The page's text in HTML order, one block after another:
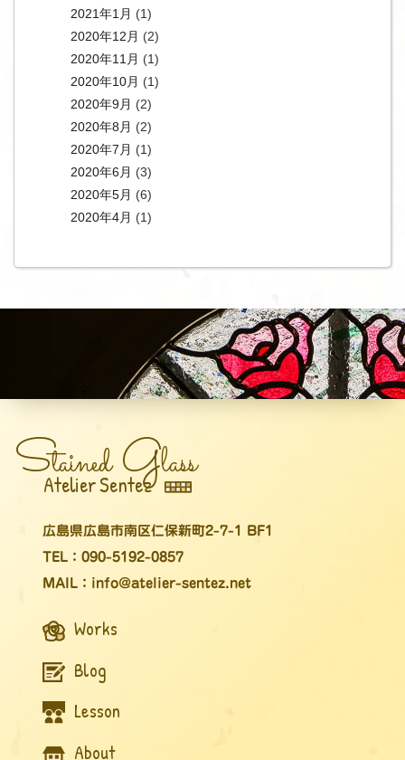
2021年1月 (1)
2020年12月 (2)
2020年11月 (1)
2020年10月 (1)
2020年9月 (2)
2020年8月 (2)
2020年7月 (1)
2020年6月 (3)
2020年5月 (6)
2020年4月 (1)
Stained Glass
Atelier Sentez
広島県広島市南区仁保新町2-7-1 BF1
TEL：090-5192-0857
MAIL：info@atelier-sentez.net
Works
Blog
Lesson
About